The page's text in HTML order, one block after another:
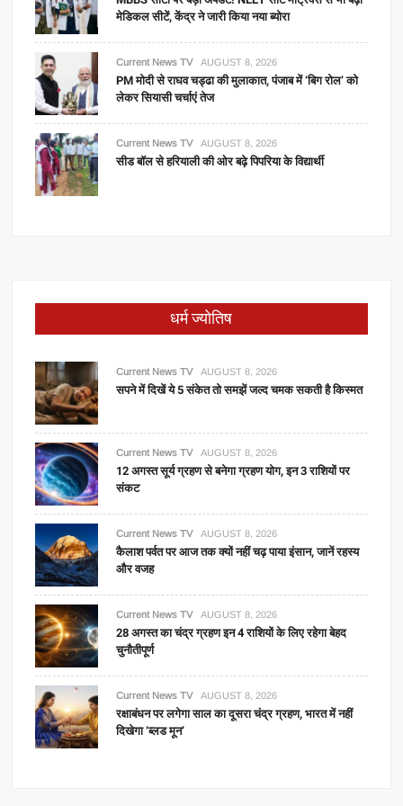
मेडिकल सीटें, केंद्र ने जारी किया नया ब्योरा
Current News TV AUGUST 8, 2026
PM मोदी से राघव चड्ढा की मुलाकात, पंजाब में ‘बिग रोल’ को
लेकर सियासी चर्चाएं तेज
Current News TV AUGUST 8, 2026
सीड बॉल से हरियाली की ओर बढ़े पिपरिया के विद्यार्थी
धर्म ज्योतिष
Current News TV AUGUST 8, 2026
सपने में दिखें ये 5 संकेत तो समझें जल्द चमक सकती है किस्मत
Current News TV AUGUST 8, 2026
12 अगस्त सूर्य ग्रहण से बनेगा ग्रहण योग, इन 3 राशियों पर
संकट
Current News TV AUGUST 8, 2026
कैलाश पर्वत पर आज तक क्यों नहीं चढ़ पाया इंसान, जानें रहस्य
और वजह
Current News TV AUGUST 8, 2026
28 अगस्त का चंद्र ग्रहण इन 4 राशियों के लिए रहेगा बेहद
चुनौतीपूर्ण
Current News TV AUGUST 8, 2026
रक्षाबंधन पर लगेगा साल का दूसरा चंद्र ग्रहण, भारत में नहीं
दिखेगा ‘ब्लड मून’